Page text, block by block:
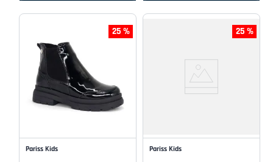
25 %
Pariss Kids
25 %
Pariss Kids